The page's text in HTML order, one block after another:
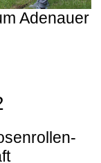
Adenauer